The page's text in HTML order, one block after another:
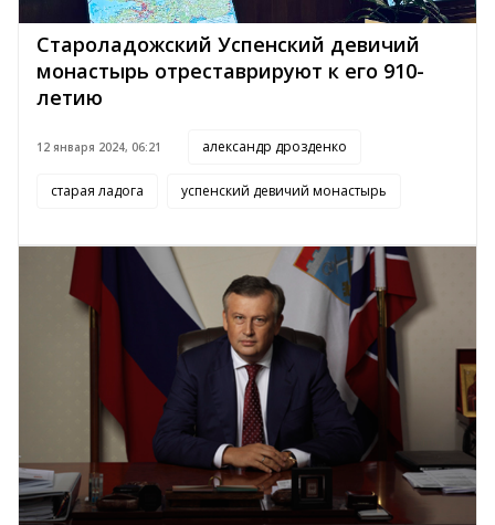
Староладожский Успенский девичий
монастырь отреставрируют к его 910-
летию
12 января 2024, 06:21 александр дрозденко
старая ладога успенский девичий монастырь